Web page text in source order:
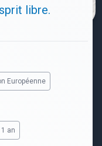
libre.
Européenne
1 an